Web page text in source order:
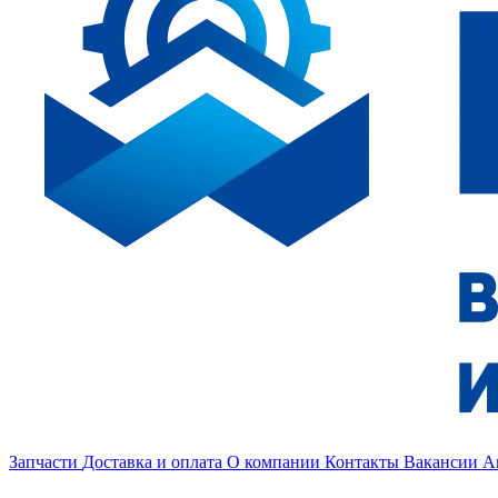
Запчасти Доставка и оплата О компании Контакты Вакансии